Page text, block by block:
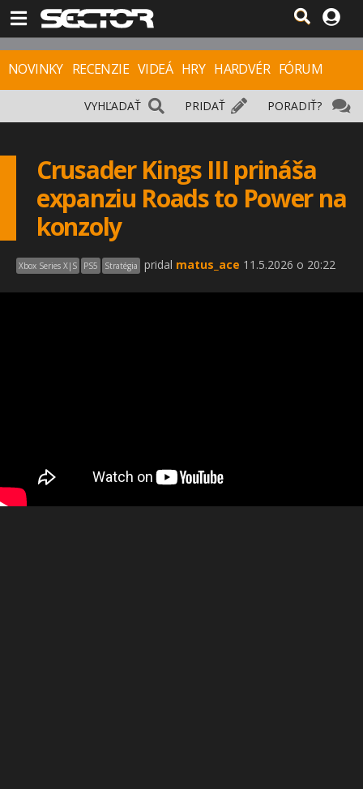
NOVINKY RECENZIE VIDEÁ HRY HARDVÉR FÓRUM
PORADIŤ?
PRIDAŤ
VYHĽADAŤ
Crusader Kings III prináša
expanziu Roads to Power na
konzoly
Xbox Series X|S PS5 Stratégia pridal matus_ace 11.5.2026 o 20:22